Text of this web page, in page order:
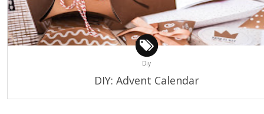
Diy
DIY: Advent Calendar